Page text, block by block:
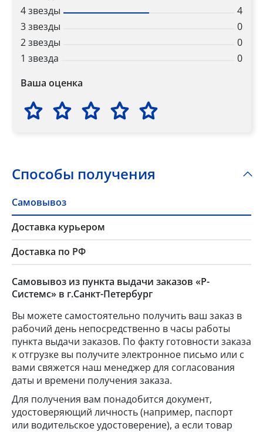
4 звезды
4
3 звезды
0
2 звезды
0
1 звезда
0
Ваша оценка
Способы получения
Самовывоз
Доставка курьером
Доставка по РФ
Самовывоз из пункта выдачи заказов «Р-
Системс» в г.Санкт-Петербург
Вы можете самостоятельно получить ваш заказ в
рабочий день непосредственно в часы работы
пункта выдачи заказов. По факту готовности заказа
к отгрузке вы получите электронное письмо или с
вами свяжется наш менеджер для согласования
даты и времени получения заказа.
Для получения вам понадобится документ,
удостоверяющий личность (например, паспорт
или водительское удостоверение), а если товар